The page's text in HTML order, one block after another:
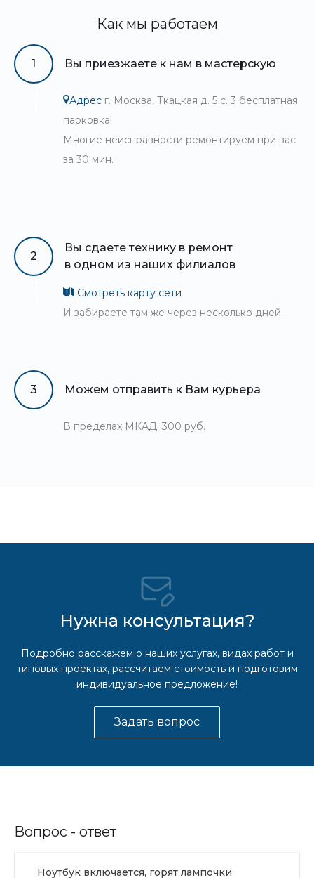
Как мы работаем
1 Вы приезжаете к нам в мастерскую
Адрес г. Москва, Ткацкая д. 5 с. 3 бесплатная
парковка!
Многие неисправности ремонтируем при вас
за 30 мин.
2
Вы сдаете технику в ремонт
в одном из наших филиалов
Смотреть карту сети
И забираете там же через несколько дней.
3 Можем отправить к Вам курьера
В пределах МКАД: 300 руб.
Нужна консультация?
Подробно расскажем о наших услугах, видах работ и
типовых проектах, рассчитаем стоимость и подготовим
индивидуальное предложение!
Задать вопрос
Вопрос - ответ
Ноутбук включается, горят лампочки